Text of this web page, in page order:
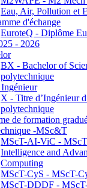
Eau, Air, Pollution et
d'échange
EuroteQ - Diplôme
- 2026
BX - Bachelor of
polytechnique
X - Titre d’Ingénieur
polytechnique
de formation
-MSc&T
MScT-AI-ViC -
Intelligence and
Computing
MScT-CyS - MScT-
MScT-DDDF -